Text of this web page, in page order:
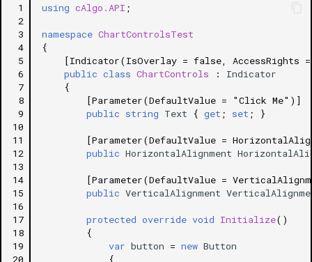
1
2
3
4
5
6
7
8
9
10
11
12
13
14
15
16
17
18
19
20
using cAlgo.API ;
namespace ChartControlsTest
{
[Indicator(IsOverlay = false, AccessRights =
public class ChartControls :
Indicator
{
[Parameter(DefaultValue = "Click Me")]
public string Text { get ; set ; }
[Parameter(DefaultValue =
public HorizontalAlignment
[Parameter(DefaultValue =
public VerticalAlignment
protected override void Initialize()
{
var button = new Button
{